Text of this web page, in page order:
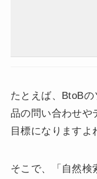
たとえば、BtoB
品の問い合わせや
目標になりますよ
そこで、「自然検